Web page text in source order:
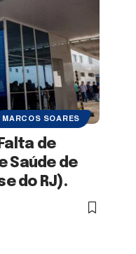
MARCOS SOARES
de
Saúde de
do RJ).